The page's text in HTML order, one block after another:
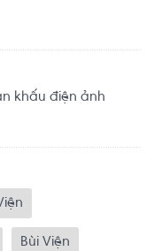
khấu điện ảnh
Bùi Viện